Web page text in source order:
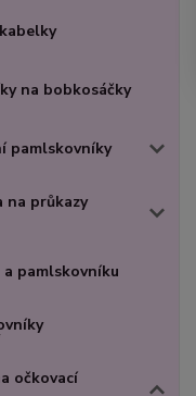
na bobkosáčky
pamlskovníky
na průkazy
pamlskovníku
očkovací